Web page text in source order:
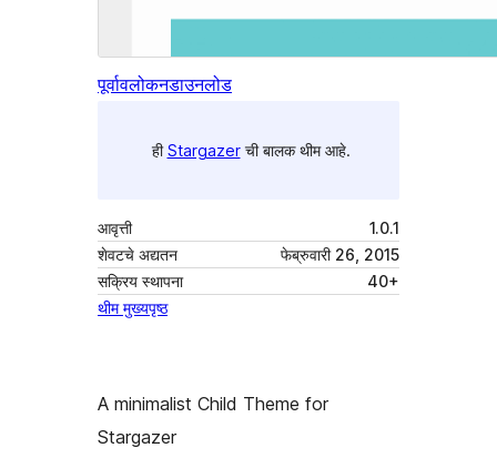
पूर्वावलोकनडाउनलोड
हीStargazerची बालक थीम आहे.
आवृत्ती
1.0.1
शेवटचे अद्यतन
फेब्रुवारी 26, 2015
सक्रिय स्थापना
40+
थीम मुख्यपृष्ठ
A minimalist Child Theme for
Stargazer